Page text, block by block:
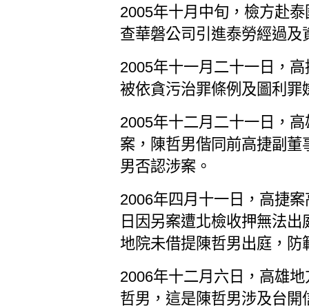
2005年十月中旬，檢方赴
查華磐公司引進泰勞經過及
2005年十一月二十一日，
被依貪污治罪條例及圖利罪
2005年十二月二十一日，
案，陳哲男偕同前高捷副
男否認涉案。
2006年四月十一日，高捷
日因另案遭北檢收押無法
地院未借提陳哲男出庭，防
2006年十二月六日，高雄
哲男，這是陳哲男涉及台